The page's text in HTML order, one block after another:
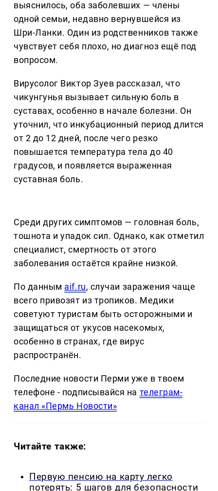
выяснилось, оба заболевших — члены
одной семьи, недавно вернувшейся из
Шри-Ланки. Один из родственников также
чувствует себя плохо, но диагноз ещё под
вопросом.
Вирусолог Виктор Зуев рассказал, что
чикунгунья вызывает сильную боль в
суставах, особенно в начале болезни. Он
уточнил, что инкубационный период длится
от 2 до 12 дней, после чего резко
повышается температура тела до 40
градусов, и появляется выраженная
суставная боль.
Среди других симптомов — головная боль,
тошнота и упадок сил. Однако, как отметил
специалист, смертность от этого
заболевания остаётся крайне низкой.
По данным aif.ru, случаи заражения чаще
всего привозят из тропиков. Медики
советуют туристам быть осторожными и
защищаться от укусов насекомых,
особенно в странах, где вирус
распространён.
Последние новости Перми уже в твоем
телефоне - подписывайся на телеграм-
канал «Пермь Новости»
Читайте также:
Первую пенсию на карту легко
потерять: 5 шагов для безопасности